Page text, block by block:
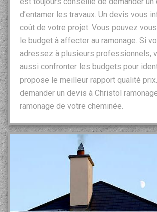
d’entamer les travaux. Un devis vous
coût de votre projet. Vous pouvez
le budget à affecter au ramonage. Si
adressez à plusieurs professionnels,
aussi confronter les budgets pour
propose le meilleur rapport qualité
demander un devis à Christol
ramonage de votre cheminée.